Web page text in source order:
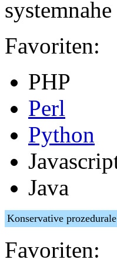
Favoriten:
PHP
Perl
Python
Java
Konservative
Favoriten: